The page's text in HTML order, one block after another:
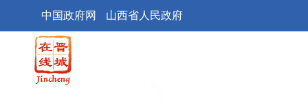
中国政府网 山西省人民政府